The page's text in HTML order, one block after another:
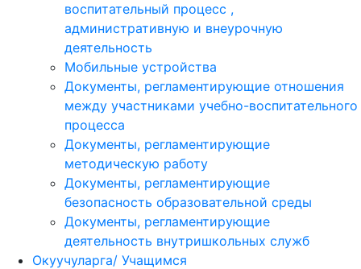
воспитательный процесс ,
административную и внеурочную
деятельность
Мобильные устройства
Документы, регламентирующие отношения
между участниками учебно-воспитательного
процесса
Документы, регламентирующие
методическую работу
Документы, регламентирующие
безопасность образовательной среды
Документы, регламентирующие
деятельность внутришкольных служб
Окуучуларга/ Учащимся